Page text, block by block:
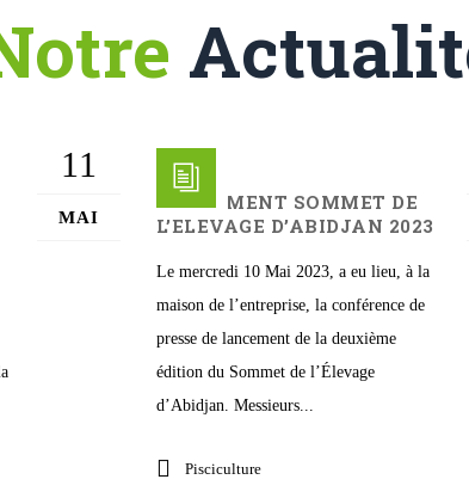
11
MAI
LANCEMENT SOMMET DE
L’ELEVAGE D’ABIDJAN 2023
Le mercredi 10 Mai 2023, a eu lieu, à la
maison de l’entreprise, la conférence de
presse de lancement de la deuxième
édition du Sommet de l’Élevage
d’Abidjan. Messieurs...
Pisciculture